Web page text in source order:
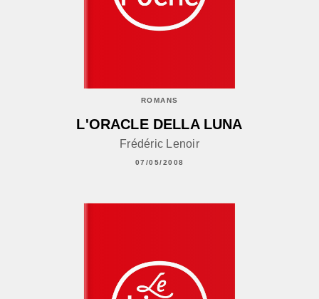
ROMANS
L'ORACLE DELLA LUNA
Frédéric Lenoir
07/05/2008